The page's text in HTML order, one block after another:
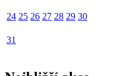
24 25 26 27 28 29 30
31